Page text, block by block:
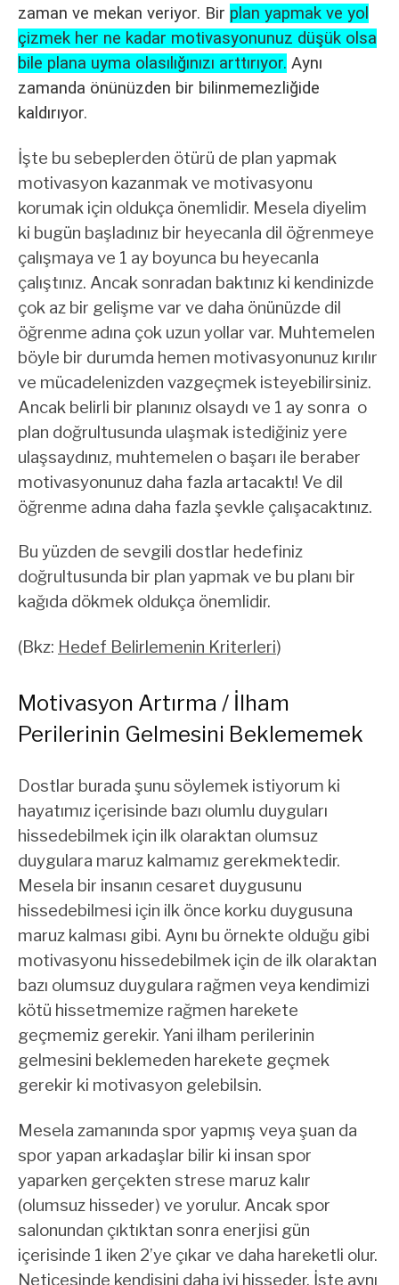
zaman ve mekan veriyor. Bir plan yapmak ve yol
çizmek her ne kadar motivasyonunuz düşük olsa
bile plana uyma olasılığınızı arttırıyor. Aynı
zamanda önünüzden bir bilinmemezliğide
kaldırıyor.
İşte bu sebeplerden ötürü de plan yapmak
motivasyon kazanmak ve motivasyonu
korumak için oldukça önemlidir. Mesela diyelim
ki bugün başladınız bir heyecanla dil öğrenmeye
çalışmaya ve 1 ay boyunca bu heyecanla
çalıştınız. Ancak sonradan baktınız ki kendinizde
çok az bir gelişme var ve daha önünüzde dil
öğrenme adına çok uzun yollar var. Muhtemelen
böyle bir durumda hemen motivasyonunuz kırılır
ve mücadelenizden vazgeçmek isteyebilirsiniz.
Ancak belirli bir planınız olsaydı ve 1 ay sonra o
plan doğrultusunda ulaşmak istediğiniz yere
ulaşsaydınız, muhtemelen o başarı ile beraber
motivasyonunuz daha fazla artacaktı! Ve dil
öğrenme adına daha fazla şevkle çalışacaktınız.
Bu yüzden de sevgili dostlar hedefiniz
doğrultusunda bir plan yapmak ve bu planı bir
kağıda dökmek oldukça önemlidir.
(Bkz: Hedef Belirlemenin Kriterleri)
Motivasyon Artırma / İlham
Perilerinin Gelmesini Beklememek
Dostlar burada şunu söylemek istiyorum ki
hayatımız içerisinde bazı olumlu duyguları
hissedebilmek için ilk olaraktan olumsuz
duygulara maruz kalmamız gerekmektedir.
Mesela bir insanın cesaret duygusunu
hissedebilmesi için ilk önce korku duygusuna
maruz kalması gibi. Aynı bu örnekte olduğu gibi
motivasyonu hissedebilmek için de ilk olaraktan
bazı olumsuz duygulara rağmen veya kendimizi
kötü hissetmemize rağmen harekete
geçmemiz gerekir. Yani ilham perilerinin
gelmesini beklemeden harekete geçmek
gerekir ki motivasyon gelebilsin.
Mesela zamanında spor yapmış veya şuan da
spor yapan arkadaşlar bilir ki insan spor
yaparken gerçekten strese maruz kalır
(olumsuz hisseder) ve yorulur. Ancak spor
salonundan çıktıktan sonra enerjisi gün
içerisinde 1 iken 2’ye çıkar ve daha hareketli olur.
Neticesinde kendisini daha iyi hisseder. İşte aynı